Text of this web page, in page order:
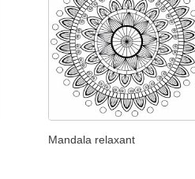
Mandala relaxant